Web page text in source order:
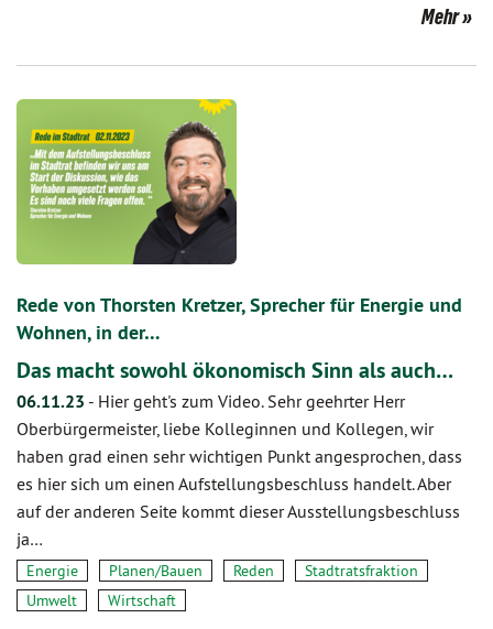
Mehr
Rede von Thorsten Kretzer, Sprecher für Energie und
Wohnen, in der…
Das macht sowohl ökonomisch Sinn als auch…
06.11.23 - Hier geht's zum Video. Sehr geehrter Herr
Oberbürgermeister, liebe Kolleginnen und Kollegen, wir
haben grad einen sehr wichtigen Punkt angesprochen, dass
es hier sich um einen Aufstellungsbeschluss handelt. Aber
auf der anderen Seite kommt dieser Ausstellungsbeschluss
ja…
Energie Planen/Bauen Reden
Stadtratsfraktion
Umwelt
Wirtschaft